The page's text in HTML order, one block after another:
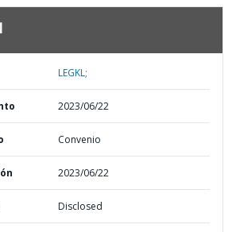
LEGKL;
2023/06/22
Convenio
2023/06/22
Disclosed